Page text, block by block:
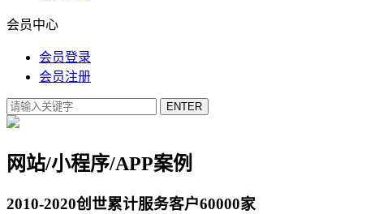
会员中心
会员登录
会员注册
网站/小程序/APP案例
2010-2020创世累计服务客户60000家